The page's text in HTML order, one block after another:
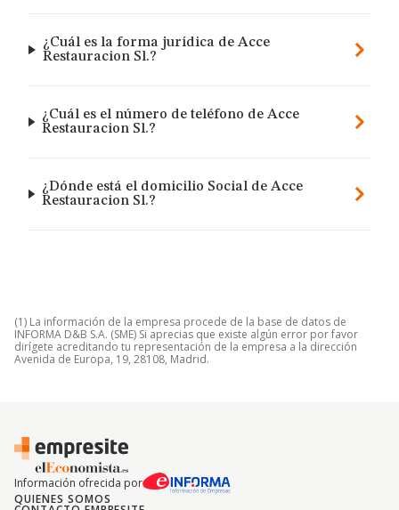
¿Cuál es la forma jurídica de Acce
Restauracion Sl.?
¿Cuál es el número de teléfono de Acce
Restauracion Sl.?
¿Dónde está el domicilio Social de Acce
Restauracion Sl.?
(1) La información de la empresa procede de la base de datos de
INFORMA D&B S.A. (SME) Si aprecias que existe algún error por favor
dirígete acreditando tu representación de la empresa a la dirección
Avenida de Europa, 19, 28108, Madrid.
Información ofrecida por
QUIENES SOMOS